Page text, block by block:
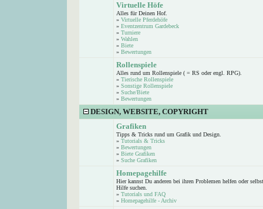
Virtuelle Höfe
Alles für Deinen Hof.
» Virtuelle Pferdehöfe
» Eventzentrum Gardebeck
» Turniere
» Wahlen
» Biete
» Bewertungen
Rollenspiele
Alles rund um Rollenspiele ( = RS oder engl. RPG).
» Tierische Rollenspiele
» Sonstige Rollenspiele
» Suche/Biete
» Bewertungen
DESIGN, WEBSITE, COPYRIGHT
Grafiken
Tipps & Tricks rund um Grafik und Design.
» Tutorials & Tricks
» Bewertungen
» Biete Grafiken
» Suche Grafiken
Homepagehilfe
Hier kannst Du anderen bei ihren Problemen helfen oder selbst
Hilfe suchen.
» Tutorials und FAQ
» Homepagehilfe - Archiv